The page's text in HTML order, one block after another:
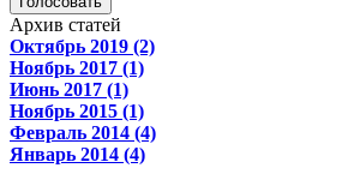
Архив статей
Октябрь 2019 (2)
Ноябрь 2017 (1)
Июнь 2017 (1)
Ноябрь 2015 (1)
Февраль 2014 (4)
Январь 2014 (4)